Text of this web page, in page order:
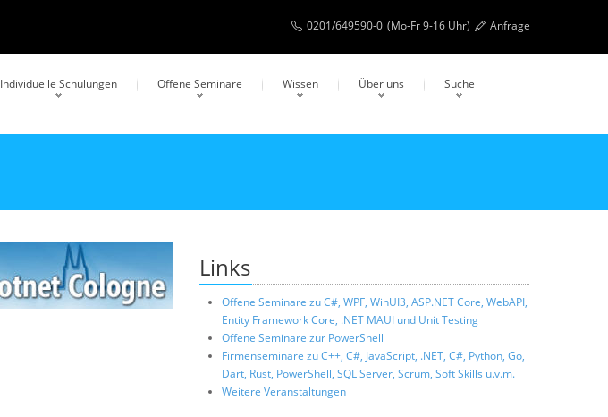
0201/649590-0 (Mo-Fr 9-16 Uhr) Anfrage
Individuelle Schulungen Offene Seminare Wissen Über uns Suche
Links
Offene Seminare zu C#, WPF, WinUI3, ASP.NET Core, WebAPI,
Entity Framework Core, .NET MAUI und Unit Testing
Offene Seminare zur PowerShell
Firmenseminare zu C++, C#, JavaScript, .NET, C#, Python, Go,
Dart, Rust, PowerShell, SQL Server, Scrum, Soft Skills u.v.m.
Weitere Veranstaltungen